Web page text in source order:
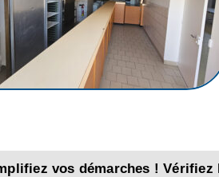
vos démarches !